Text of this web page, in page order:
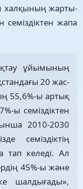
халқының жарты­
жапа
ұйымының
20 жас­
55,6%-ы артық
ы семіздіктен
2010-2030
семіздіктің
тап келеді. Ал
45%-ы және
шалдығады»,